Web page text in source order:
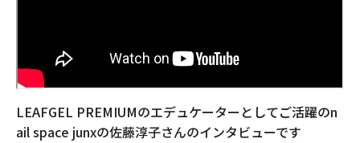
LEAFGEL PREMIUMのエデュケーターとしてご活躍のn
ail space junxの佐藤淳子さんのインタビューです